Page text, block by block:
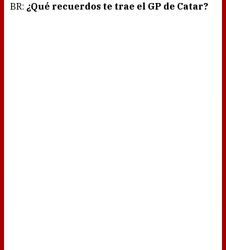
BR: ¿Qué recuerdos te trae el GP de Catar?